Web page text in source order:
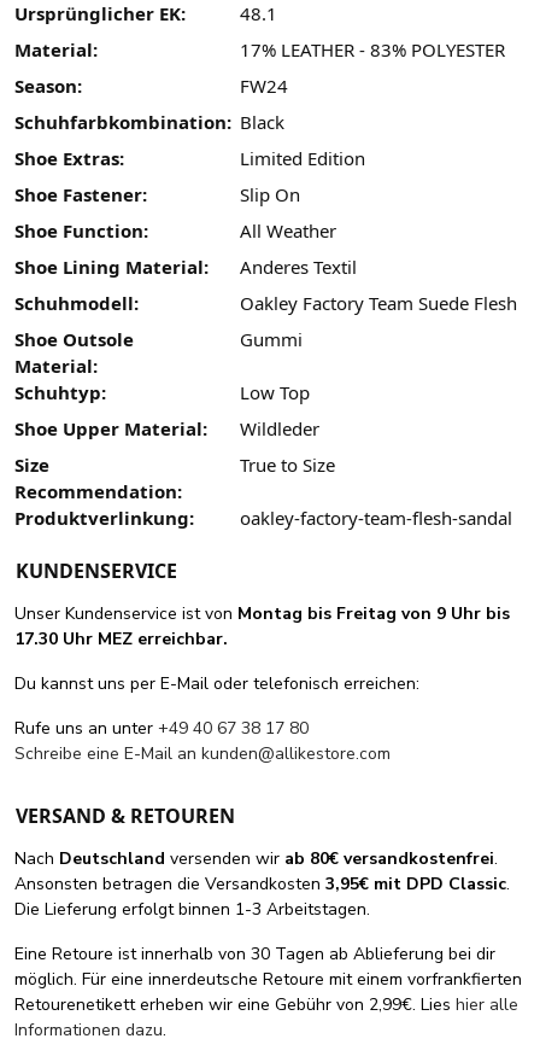
Ursprünglicher EK:
48.1
Material:
17% LEATHER - 83% POLYESTER
Season:
FW24
Schuhfarbkombination: Black
Shoe Extras:
Limited Edition
Shoe Fastener:
Slip On
Shoe Function:
All Weather
Shoe Lining Material:
Anderes Textil
Schuhmodell:
Oakley Factory Team Suede Flesh
Shoe Outsole
Material:
Gummi
Schuhtyp:
Low Top
Shoe Upper Material:
Wildleder
Size
Recommendation:
True to Size
Produktverlinkung: oakley-factory-team-flesh-sandal
KUNDENSERVICE
Unser Kundenservice ist von Montag bis Freitag von 9 Uhr bis
17.30 Uhr MEZ erreichbar.
Du kannst uns per E-Mail oder telefonisch erreichen:
Rufe uns an unter +49 40 67 38 17 80
Schreibe eine E-Mail an kunden@allikestore.com
VERSAND & RETOUREN
Nach Deutschland versenden wir ab 80€ versandkostenfrei.
Ansonsten betragen die Versandkosten 3,95€ mit DPD Classic.
Die Lieferung erfolgt binnen 1-3 Arbeitstagen.
Eine Retoure ist innerhalb von 30 Tagen ab Ablieferung bei dir
möglich. Für eine innerdeutsche Retoure mit einem vorfrankfierten
Retourenetikett erheben wir eine Gebühr von 2,99€. Lies hier alle
Informationen dazu.